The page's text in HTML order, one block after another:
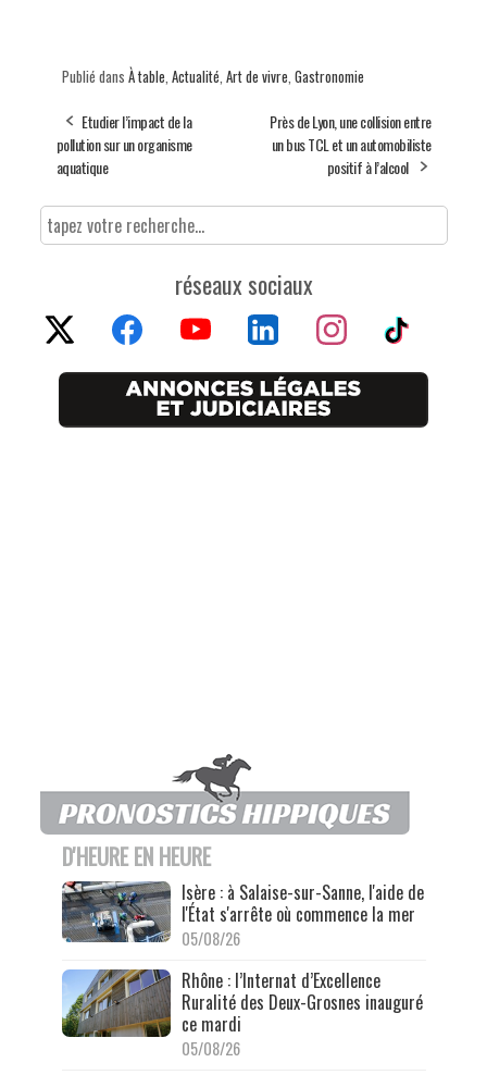
Publié dans À table Actualité Art de vivre Gastronomie
Etudier l’impact de la
pollution sur un organisme
aquatique
Près de Lyon, une collision entre
un bus TCL et un automobiliste
positif à l’alcool
réseaux sociaux
D'HEURE EN HEURE
Isère : à Salaise-sur-Sanne, l'aide de
l'État s'arrête où commence la mer
05/08/26
Rhône : l’Internat d’Excellence
Ruralité des Deux-Grosnes inauguré
ce mardi
05/08/26